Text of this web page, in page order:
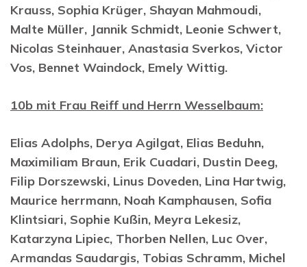
Krauss, Sophia Krüger, Shayan Mahmoudi,
Malte Müller, Jannik Schmidt, Leonie Schwert,
Nicolas Steinhauer, Anastasia Sverkos, Victor
Vos, Bennet Waindock, Emely Wittig.
10b mit Frau Reiff und Herrn Wesselbaum:
Elias Adolphs, Derya Agilgat, Elias Beduhn,
Maximiliam Braun, Erik Cuadari, Dustin Deeg,
Filip Dorszewski, Linus Doveden, Lina Hartwig,
Maurice herrmann, Noah Kamphausen, Sofia
Klintsiari, Sophie Kußin, Meyra Lekesiz,
Katarzyna Lipiec, Thorben Nellen, Luc Over,
Armandas Saudargis, Tobias Schramm, Michel